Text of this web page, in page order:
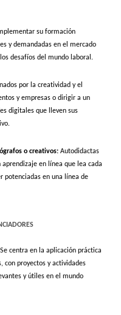
su formación
y demandadas en el mercado
desafíos del mundo laboral.
por la creatividad y el
y empresas o dirigir a un
digitales que lleven sus
o creativos: Autodidactas
en línea que lea cada
potenciadas en una línea de
Se centra en la aplicación práctica
con proyectos y actividades
y útiles en el mundo